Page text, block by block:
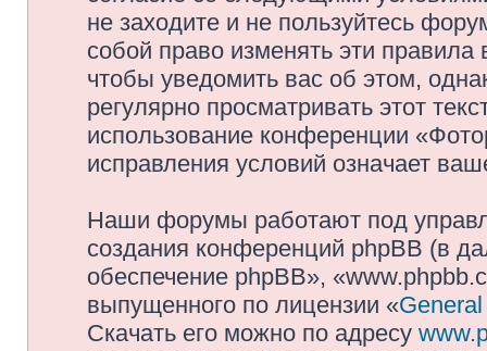
не заходите и не пользуйтесь
собой право изменять эти
чтобы уведомить вас об этом,
регулярно просматривать этот
использование конференции
исправления условий означает
Наши форумы работают под
создания конференций phpBB (в
обеспечение phpBB»,
выпущенного по лицензии «
Скачать его можно по адресу